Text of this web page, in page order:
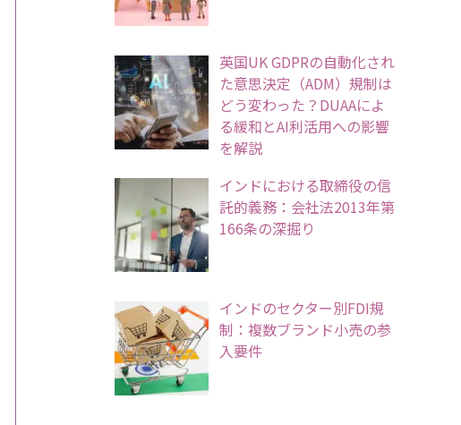
英国UK GDPRの自動化され
た意思決定（ADM）規制は
どう変わった？DUAAによ
る緩和とAI利活用への影響
を解説
インドにおける取締役の信
託的義務：会社法2013年第
166条の深掘り
インドのセクター別FDI規
制：複数ブランド小売の参
入要件